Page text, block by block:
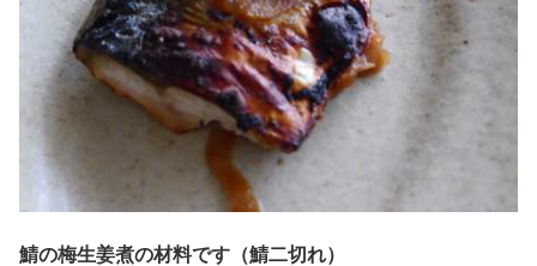
鯖の梅生姜煮の材料です（鯖二切れ）